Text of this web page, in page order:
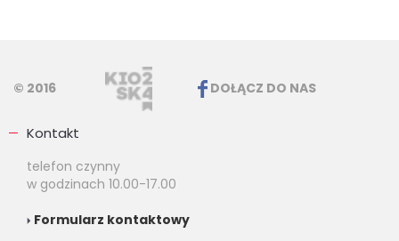
© 2016 DOŁĄCZ DO NAS
Kontakt
telefon czynny
w godzinach 10.00-17.00
Formularz kontaktowy